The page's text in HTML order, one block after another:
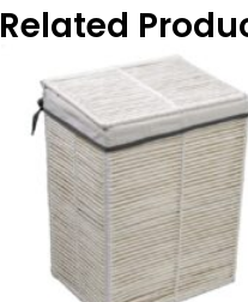
Related